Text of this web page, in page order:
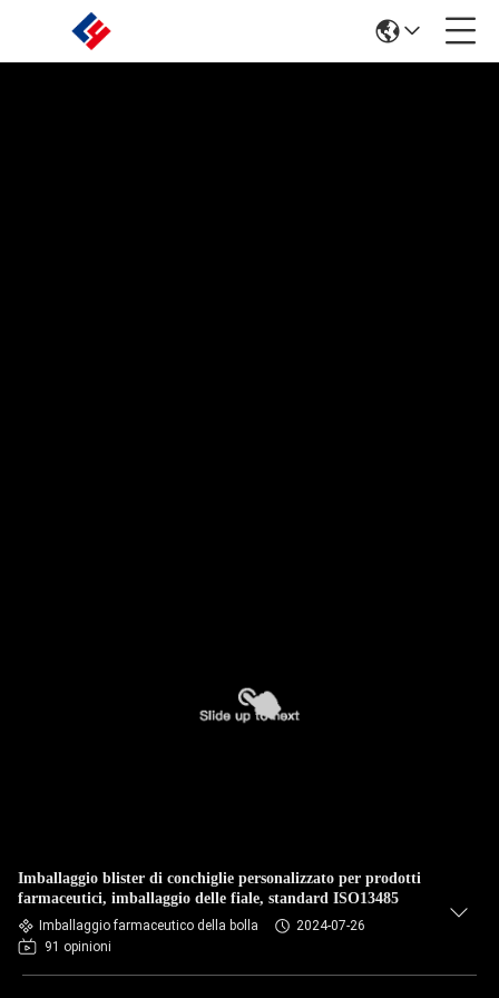
Imballaggio blister di conchiglie personalizzato per prodotti
farmaceutici, imballaggio delle fiale, standard ISO13485
Imballaggio farmaceutico della bolla
2024-07-26
91 opinioni